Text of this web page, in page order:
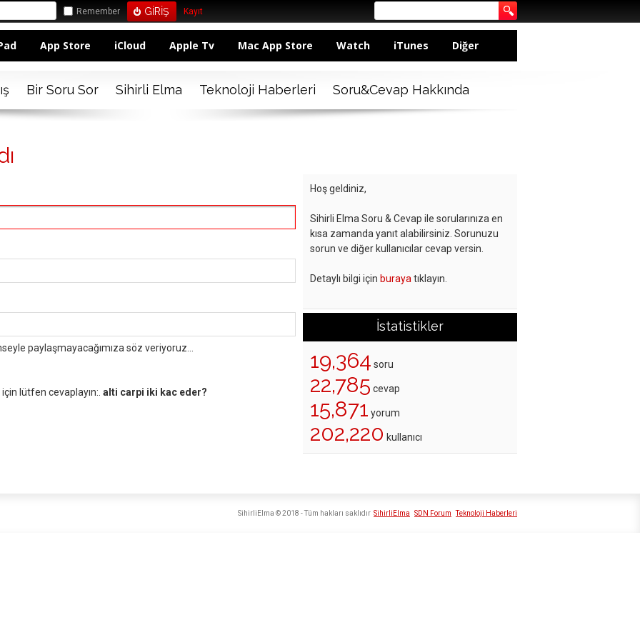
Remember Kayıt
App Store iCloud Apple Tv Mac App Store Watch iTunes Diğer
Bir Soru Sor Sihirli Elma Teknoloji Haberleri Soru&Cevap Hakkında
paylaşmayacağımıza söz veriyoruz...
lütfen cevaplayın:. alti carpi iki kac eder?
Hoş geldiniz,
Sihirli Elma Soru & Cevap ile sorularınıza en
kısa zamanda yanıt alabilirsiniz. Sorunuzu
sorun ve diğer kullanıcılar cevap versin.
Detaylı bilgi için buraya tıklayın.
İstatistikler
19,364 soru
22,785 cevap
15,871 yorum
202,220 kullanıcı
SihirliElma SDN Forum Teknoloji Haberleri
SihirliElma © 2018 - Tüm hakları saklıdır